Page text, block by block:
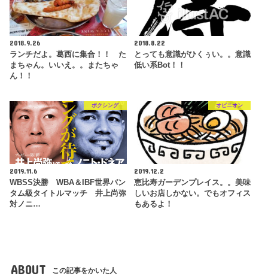
2018.9.26
ランチだよ。葛西に集合！！ た
まちゃん。いいえ。。またちゃ
ん！！
2018.8.22
とっても意識がひくぅい。。意識
低い系Bot！！
ボクシング
2019.11.6
WBSS決勝 WBA＆IBF世界バン
タム級タイトルマッチ 井上尚弥
対ノニ…
オピニオン
2019.12.2
恵比寿ガーデンプレイス。。美味
しいお店しかない。でもオフィス
もあるよ！
ABOUT この記事をかいた人